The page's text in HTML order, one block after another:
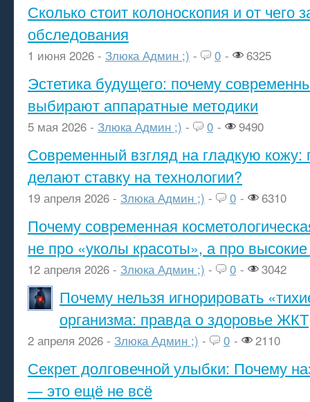
Сколько стоит колоноскопия и от чего
обследования
1 июня 2026 - Злюка Админ ;) - 0 - 6325
Эстетика будущего: почему
выбирают аппаратные методики
5 мая 2026 - Злюка Админ ;) - 0 - 9490
Современный взгляд на гладкую кожу:
делают ставку на технологии?
19 апреля 2026 - Злюка Админ ;) - 0 - 6310
Почему современная
не про «уколы красоты», а про высокие
12 апреля 2026 - Злюка Админ ;) - 0 - 3042
Почему нельзя игнорировать
организма: правда о здоровье ЖКТ
2 апреля 2026 - Злюка Админ ;) - 0 - 2110
Секрет долговечной улыбки: Почему
— это ещё не всё